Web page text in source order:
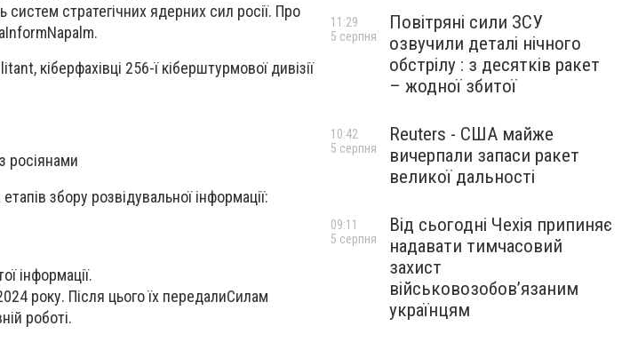
стратегічних ядерних сил росії. Про
InformNapalm.
, кіберфахівці 256-ї кіберштурмової дивізії
збору розвідувальної інформації:
інформації.
року. Після цього їх передалиСилам
роботі.
Повітряні сили ЗСУ
озвучили деталі нічного
обстрілу : з десятків ракет
– жодної збитої
11:29
5 серпня
Reuters - США майже
вичерпали запаси ракет
великої дальності
10:42
5 серпня
Від сьогодні Чехія припиняє
надавати тимчасовий
захист
військовозобов’язаним
українцям
09:11
5 серпня